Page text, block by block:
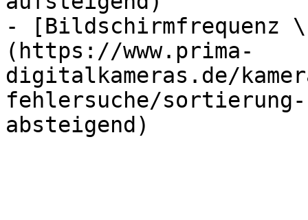
- [Bildschirmfrequenz
(https://www.prima-
digitalkameras.de/
fehlersuche/